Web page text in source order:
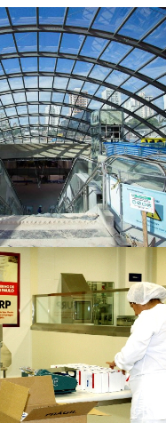
Linha 17
de Produção